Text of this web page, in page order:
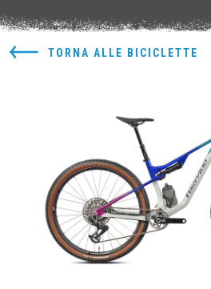
TORNA ALLE BICICLETTE